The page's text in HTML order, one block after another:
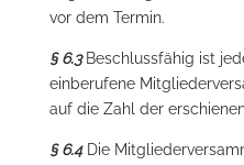
vor dem Termin.
§ 6.3Beschlussfähig ist
einberufene
auf die Zahl der
§ 6.4Die